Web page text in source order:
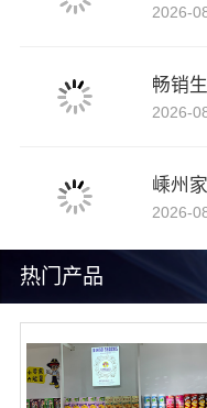
热门产品
2026-
畅销
2026-
嵊州
2026-